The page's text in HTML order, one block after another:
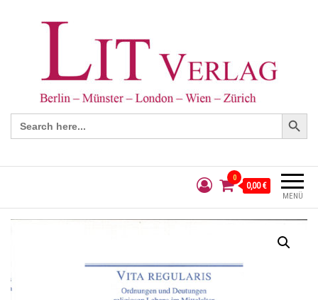
Search
for:
Search Button
MENÜ
0
0,00 €